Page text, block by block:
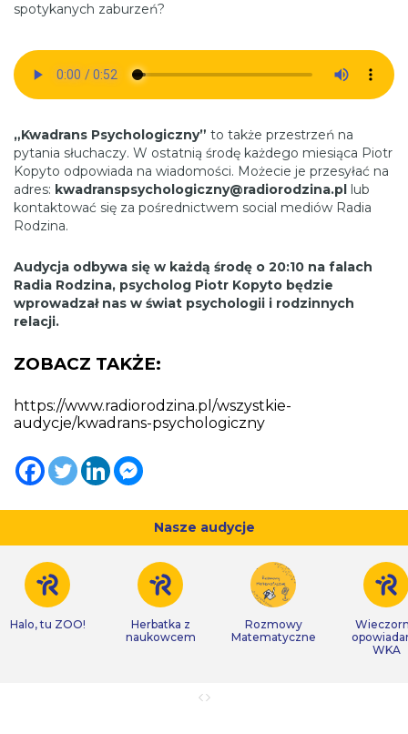
spotykanych zaburzeń?
„Kwadrans Psychologiczny” to także przestrzeń na
pytania słuchaczy. W ostatnią środę każdego miesiąca Piotr
Kopyto odpowiada na wiadomości. Możecie je przesyłać na
adres: kwadranspsychologiczny@radiorodzina.pl lub
kontaktować się za pośrednictwem social mediów Radia
Rodzina.
Audycja odbywa się w każdą środę o 20:10 na falach
Radia Rodzina, psycholog Piotr Kopyto będzie
wprowadzał nas w świat psychologii i rodzinnych
relacji.
ZOBACZ TAKŻE:
https://www.radiorodzina.pl/wszystkie-
audycje/kwadrans-psychologiczny
Nasze audycje
Halo, tu ZOO!
Herbatka z
naukowcem
Rozmowy
Matematyczne
WKA